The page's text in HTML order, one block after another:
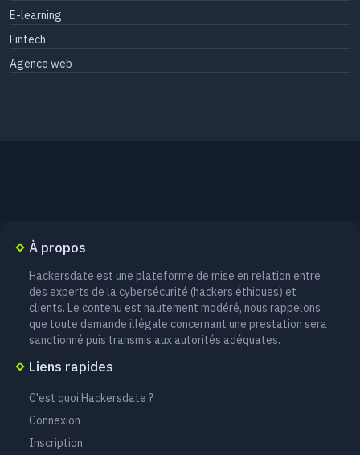
E-learning
Fintech
Agence web
À propos
Hackersdate est une plateforme de mise en relation entre
des experts de la cybersécurité (hackers éthiques) et
clients. Le contenu est hautement modéré, nous rappelons
que toute demande illégale concernant une prestation sera
sanctionné puis transmis aux autorités adéquates.
Liens rapides
C'est quoi Hackersdate ?
Connexion
Inscription